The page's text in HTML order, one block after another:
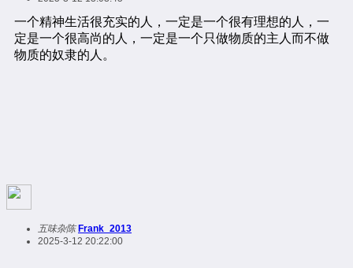
五味杂陈 Frank_2013
2025-3-12 20:22:00